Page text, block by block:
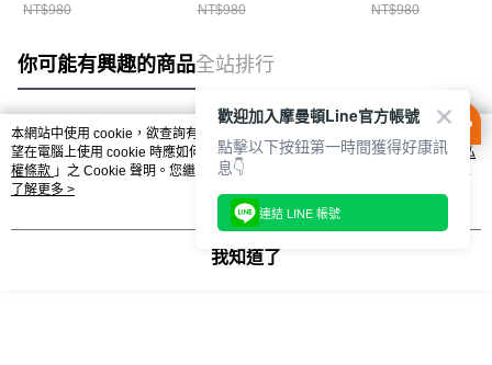
NT$980 NT$980 NT$980
你可能有興趣的商品全站排行
熱門標籤
本網站中使用 cookie，欲查詢有關本網站使用 cookie 方式之詳情，及若您不希
望在電腦上使用 cookie 時應如何變更電腦的 cookie 設定，請參閱本網站「
隱私
權條款 」之 Cookie 聲明。您繼續使用本網站即表示您同意本公司得按本網站使
用條款之 Cookie 聲明使用 cookie。
了解更多 >
我知道了
歡迎加入摩曼頓Line官方帳號
點擊以下按鈕第一時間獲得好康訊
息👇
連結 LINE 帳號